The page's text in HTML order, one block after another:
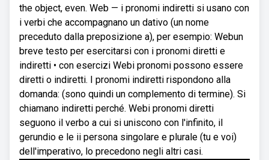
the object, even. Web — i pronomi indiretti si usano con
i verbi che accompagnano un dativo (un nome
preceduto dalla preposizione a), per esempio: Webun
breve testo per esercitarsi con i pronomi diretti e
indiretti • con esercizi Webi pronomi possono essere
diretti o indiretti. I pronomi indiretti rispondono alla
domanda: (sono quindi un complemento di termine). Si
chiamano indiretti perché. Webi pronomi diretti
seguono il verbo a cui si uniscono con l'infinito, il
gerundio e le ii persona singolare e plurale (tu e voi)
dell'imperativo, lo precedono negli altri casi.